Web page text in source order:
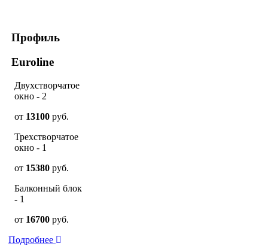
Профиль
Euroline
Двухстворчатое
окно - 2
от 13100 руб.
Трехстворчатое
окно - 1
от 15380 руб.
Балконный блок
- 1
от 16700 руб.
Подробнее